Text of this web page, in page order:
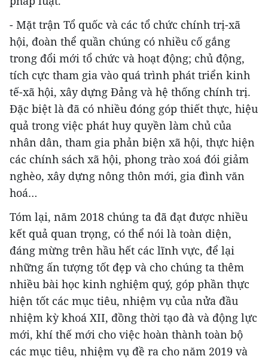
- Mặt trận Tổ quốc và các tổ chức chính trị-xã
hội, đoàn thể quần chúng có nhiều cố gắng
trong đổi mới tổ chức và hoạt động; chủ động,
tích cực tham gia vào quá trình phát triển kinh
tế-xã hội, xây dựng Đảng và hệ thống chính trị.
Đặc biệt là đã có nhiều đóng góp thiết thực, hiệu
quả trong việc phát huy quyền làm chủ của
nhân dân, tham gia phản biện xã hội, thực hiện
các chính sách xã hội, phong trào xoá đói giảm
nghèo, xây dựng nông thôn mới, gia đình văn
hoá…
Tóm lại, năm 2018 chúng ta đã đạt được nhiều
kết quả quan trọng, có thể nói là toàn diện,
đáng mừng trên hầu hết các lĩnh vực, để lại
những ấn tượng tốt đẹp và cho chúng ta thêm
nhiều bài học kinh nghiệm quý, góp phần thực
hiện tốt các mục tiêu, nhiệm vụ của nửa đầu
nhiệm kỳ khoá XII, đồng thời tạo đà và động lực
mới, khí thế mới cho việc hoàn thành toàn bộ
các mục tiêu, nhiệm vụ đề ra cho năm 2019 và